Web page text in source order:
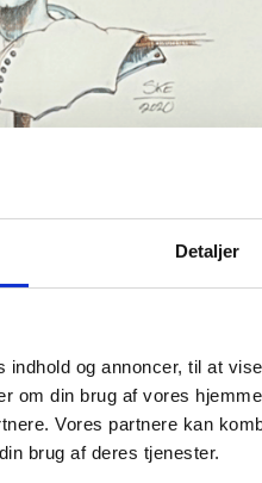
Detaljer
og annoncer, til at
om din brug af vores
Vores partnere kan
brug af deres tjenester.